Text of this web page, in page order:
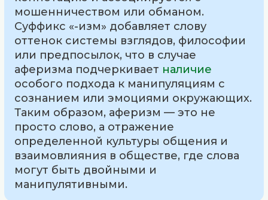
мошенничеством или обманом.
Суффикс «-изм» добавляет слову
оттенок системы взглядов, философии
или предпосылок, что в случае
аферизма подчеркивает наличие
особого подхода к манипуляциям с
сознанием или эмоциями окружающих.
Таким образом, аферизм — это не
просто слово, а отражение
определенной культуры общения и
взаимовлияния в обществе, где слова
могут быть двойными и
манипулятивными.